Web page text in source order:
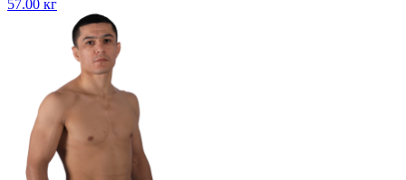
57.00 кг